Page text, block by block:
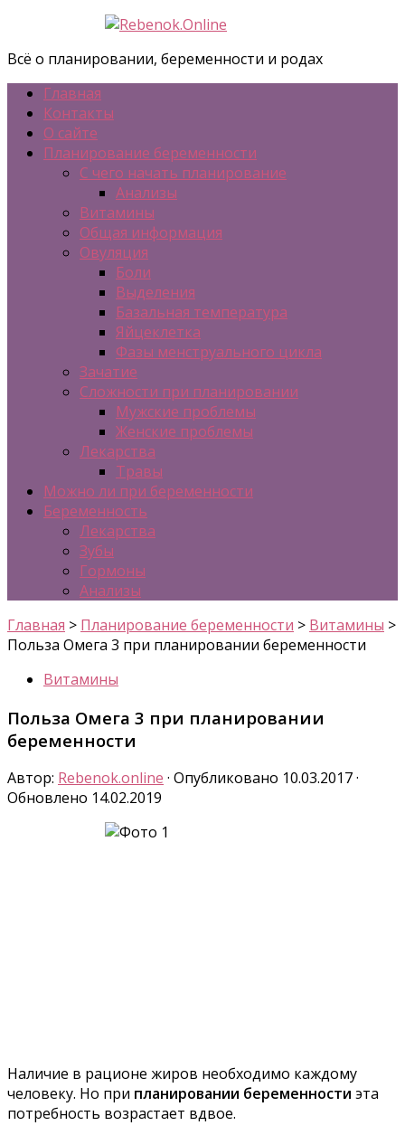
Всё о планировании, беременности и родах
Главная
Контакты
О сайте
Планирование беременности
С чего начать планирование
Анализы
Витамины
Общая информация
Овуляция
Боли
Выделения
Базальная температура
Яйцеклетка
Фазы менструального цикла
Зачатие
Сложности при планировании
Мужские проблемы
Женские проблемы
Лекарства
Травы
Можно ли при беременности
Беременность
Лекарства
Зубы
Гормоны
Анализы
Главная > Планирование беременности > Витамины >
Польза Омега 3 при планировании беременности
Витамины
Польза Омега 3 при планировании
беременности
Автор: Rebenok.online · Опубликовано 10.03.2017·
Обновлено 14.02.2019
Наличие в рационе жиров необходимо каждому
человеку. Но при планировании беременности эта
потребность возрастает вдвое.